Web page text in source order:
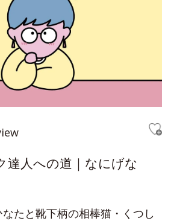
達人への道｜なにげな
たと靴下柄の相棒猫・くつし